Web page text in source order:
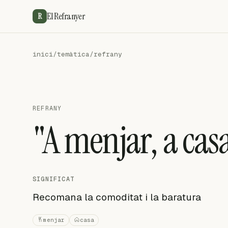
R El Refranyer
inici/temàtica/refrany
REFRANY
"A menjar, a
SIGNIFICAT
Recomana la comoditat i la baratura
menjar casa